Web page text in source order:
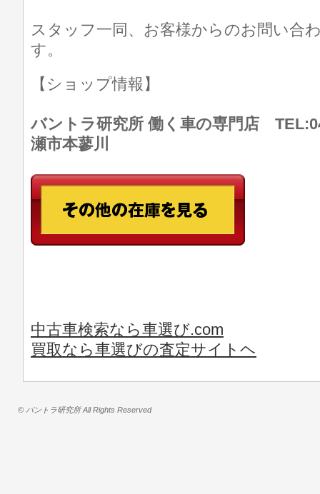
スタッフ一同、お客様からのお問い合
す。
【ショップ情報】
バントラ研究所 働く車の専門店
瀬市本蓼川
中古車検索なら車選び.com
買取なら車選びの査定サイトヘ
© バントラ研究所 All Rights Reserved